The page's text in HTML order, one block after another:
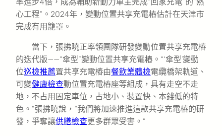
心工程”。2024年，變動位置共享充電樁估計在天津市
完成有用籠罩。
當下，張拂曉正率領團隊研發變動位置共享充電樁
的迭代版——“傘型”變動位置共享充電樁。“‘傘型’變動
位巡檢推薦置共享充電樁由餐飲業體檢電纜橋架軌道、
可變健康檢查動位置充電樁座等組成，具有走空不走
地，不占用固定車位，占地小、裝置快、本錢低的特
色。”張拂曉說，“我們將加速推進這款共享充電樁的研
發，爭奪讓供膳檢查更多群眾受害。”